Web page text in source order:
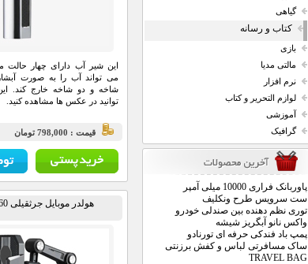
گیاهی
کتاب و رسانه
بازی
مالتی مدیا
نرم افزار
لوازم التحریر و کتاب
آموزشی
گرافیک
پاوربانک فراری 10000 میلی آمپر
ست سرویس طرح ونکلیف
توری نظم دهنده بین صندلی خودرو
واکس نانو آبگریز شیشه
پمپ باد فندکی حرفه ای تورنادو
ساک مسافرتی لباس و کفش برزنتی
TRAVEL BAG
این شیر آب دارای چهار
می تواند آب را به صورت
شاخه و دو شاخه خارج کند.
توانید در عکس ها مشاهده کنید.
قيمت : 798,000 تومان
هولدر موبایل جرثقیلی 360 درجه